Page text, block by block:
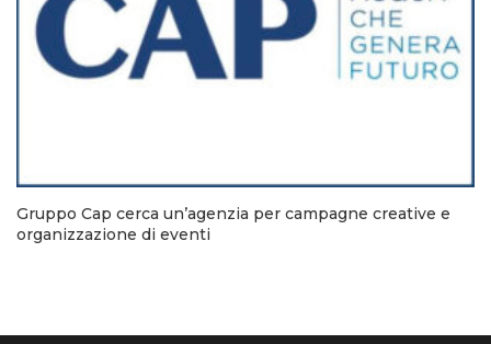
Gruppo Cap cerca un’agenzia per campagne creative e
organizzazione di eventi